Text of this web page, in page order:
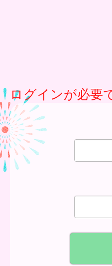
ログインが必要